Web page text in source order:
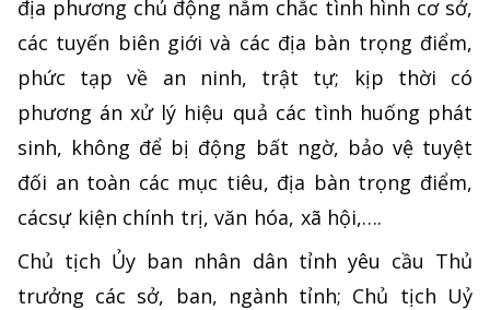
địa phương chủ động nắm chắc tình hình cơ sở,
các tuyến biên giới và các địa bàn trọng điểm,
phức tạp về an ninh, trật tự; kịp thời có
phương án xử lý hiệu quả các tình huống phát
sinh, không để bị động bất ngờ, bảo vệ tuyệt
đối an toàn các mục tiêu, địa bàn trọng điểm,
cácsự kiện chính trị, văn hóa, xã hội,….
Chủ tịch Ủy ban nhân dân tỉnh yêu cầu Thủ
trưởng các sở, ban, ngành tỉnh; Chủ tịch Uỷ